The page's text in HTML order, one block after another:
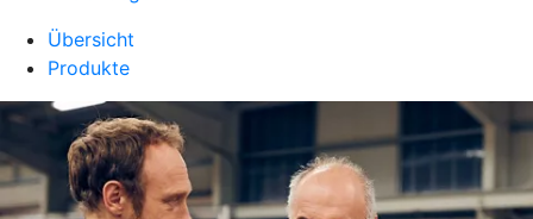
Übersicht
Produkte